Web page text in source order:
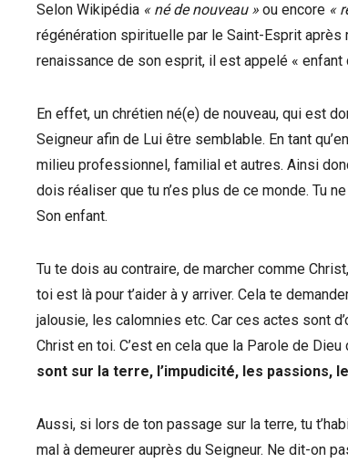
Selon Wikipédia « né de nouveau » ou encore «
régénération spirituelle par le Saint-Esprit
renaissance de son esprit, il est appelé « enfant
En effet, un chrétien né(e) de nouveau, qui est
Seigneur afin de Lui être semblable. En tant
milieu professionnel, familial et autres. Ainsi
dois réaliser que tu n’es plus de ce monde. Tu
Son enfant.
Tu te dois au contraire, de marcher comme
toi est là pour t’aider à y arriver. Cela te
jalousie, les calomnies etc. Car ces actes sont
Christ en toi. C’est en cela que la Parole de Dieu
sont sur la terre, l’impudicité, les passions,
Aussi, si lors de ton passage sur la terre, tu
mal à demeurer auprès du Seigneur. Ne dit-on